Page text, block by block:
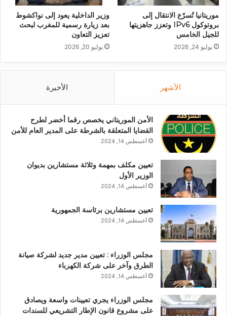
موريتانيا تُسرّع الانتقال إلى
بروتوكول IPv6 وتعزز جاهزيتها
للجيل الخامس
يوليو 24, 2026
وزير الداخلية يعود إلى نواكشوط
بعد زيارة رسمية للمغرب لبحث
تعزيز التعاون
يوليو 20, 2026
الأشهر الأخيرة
الأمن الموريتاني يخصص رقما أخضر لطرح
القضايا المتعلقة بالشرطة على المدير العام للأمن
أغسطس 14, 2024
تعيين مكلف بمهمة وثلاثة مستشارين بديوان
الوزير الأول
أغسطس 14, 2024
تعيين مستشارين برئاسة الجمهورية
أغسطس 14, 2024
مجلس الوزراء : تعيين مدير جديد لشركة صيانة
الطرق وآخر على شركة الكهرباء
أغسطس 14, 2024
مجلس الوزراء يجري تعيينات واسعة ويصادق
على مشروع قانون الإطار التشريعي للسندات